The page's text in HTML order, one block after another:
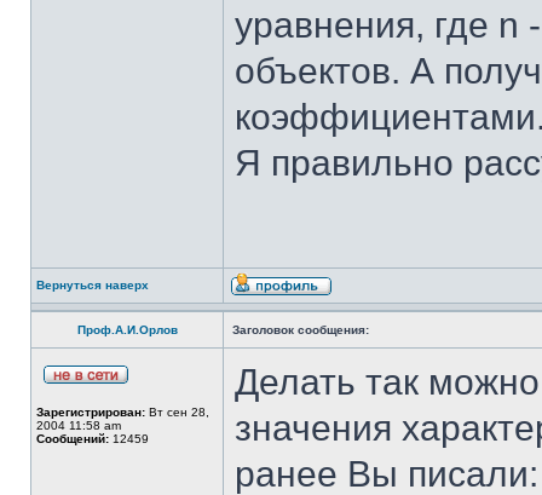
уравнения, где n
объектов. А
Я правильно
Вернуться наверх
Проф.А.И.Орлов Заголовок сообщения:
Зарегистрирован: Вт сен 28,
2004 11:58 am
Сообщений: 12459
Делать так
значения
ранее Вы писали: